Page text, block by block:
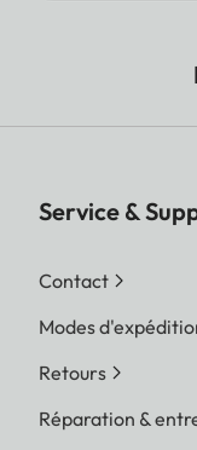
Service &
Contact
Modes
Retours
Réparation &